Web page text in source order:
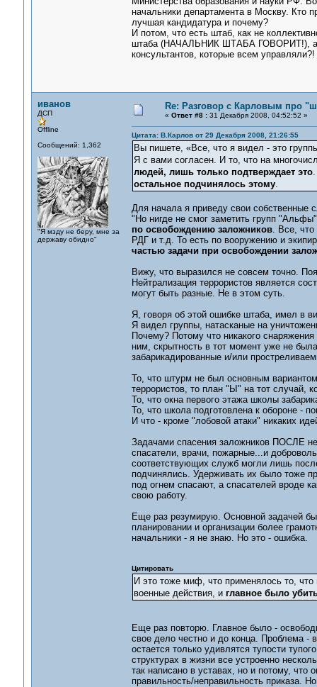
начальники департамента в Москву. Кто
лучшая кандидатура и почему?
И потом, что есть штаб, как не
штаба (НАЧАЛЬНИК ШТАБА ГОВОРИТ!), а
консультантов, которые всем
иванов
ДСП
Offline
Сообщений: 1,362
"Я мзду не беру, мне за
державу обидно"
Re: Разговор с Карловым про
« Ответ #8 :31 Декабря 2008, 04:52:52 »
Цитата: В.Карлов от 29 Декабря 2008, 21:26:55
Вы пишете, «Все, что я видел - это
Я с вами согласен. И то, что на
людей, лишь только подтверждает это.
остальное подчинялось этому.
Для начала я приведу свои собственные
"Но нигде не смог заметить групп
по освобождению заложников. Все,
РДГ и т.д. То есть по вооружению и
частью задачи при освобождении
Вижу, что выразился не совсем точно.
Нейтрализация террористов является
могут быть разные. Не в этом суть.
Я, говоря об этой ошибке штаба, имел в
Я видел группы, натасканые на
Почему? Потому что никакого
ним, скрытность в тот момент уже не
забарикадированные и/или
То, что штурм не был основным
террористов, то план "Ы" на тот случай,
То, что окна первого этажа школы
То, что школа подготовлена к обороне -
И что - кроме "лобовой атаки" никаких
Задачами спасения заложников ПОСЛЕ
спасатели, врачи, пожарные...и
соответствующих служб могли лишь
подчинялись. Удерживать их было тоже
под огнем спасают, а спасателей вроде
свою работу.
Еще раз резумирую. Основной задачей
планировании и организации более
начальники - я не знаю. Но это - ошибка.
Цитировать
И это тоже миф, что применялось то,
военные действия, и главное было
Еще раз повторю. Главное было -
свое дело честно и до конца. Проблема -
остается только удивлятся тупости
структурах в жизни все устроенно
так написано в уставах, но и потому,
правильность/неправильность приказа.